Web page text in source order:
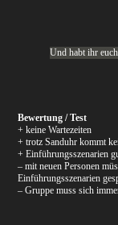
Und habt ihr
Bewertung / Test
+ keine Wartezeiten
+ trotz Sanduhr kommt
+ Einführungsszenarien
– mit neuen Personen
Einführungsszenarien
– Gruppe muss sich